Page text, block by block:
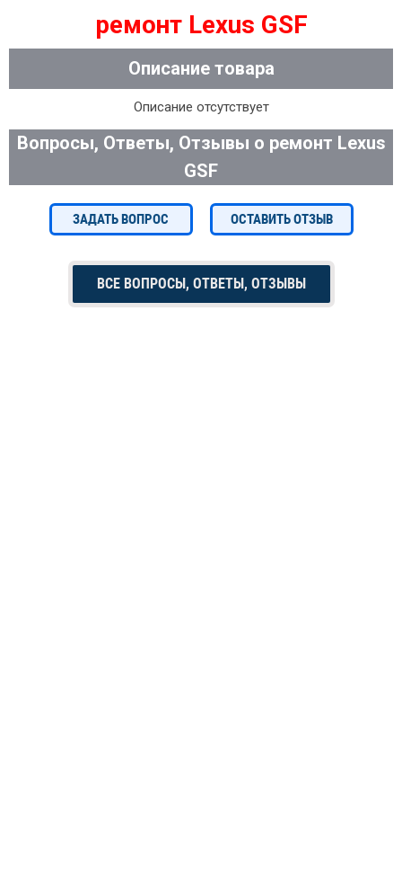
ремонт Lexus GSF
Описание товара
Описание отсутствует
Вопросы, Ответы, Отзывы о ремонт Lexus
GSF
ЗАДАТЬ ВОПРОС ОСТАВИТЬ ОТЗЫВ
ВСЕ ВОПРОСЫ, ОТВЕТЫ, ОТЗЫВЫ